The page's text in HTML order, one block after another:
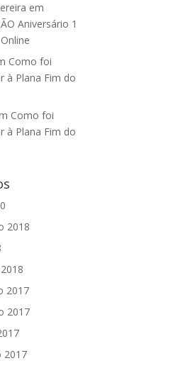
em
Aniversário 1
Como foi
à Plana Fim do
Como foi
à Plana Fim do
2018
2017
2017
2017